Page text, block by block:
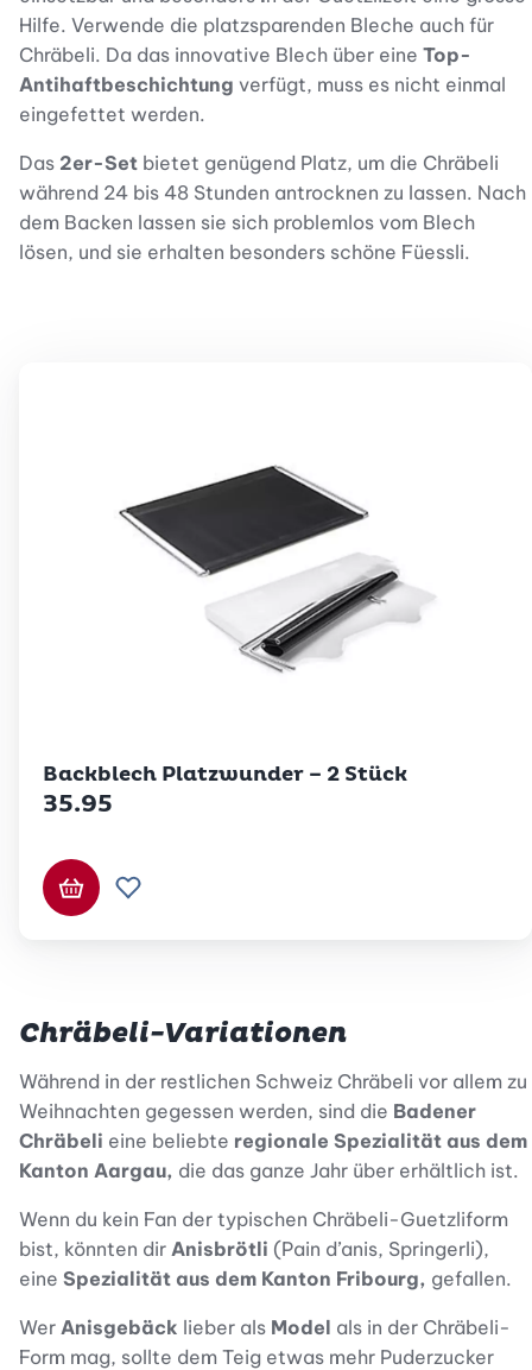
Hilfe. Verwende die platzsparenden Bleche auch für
Chräbeli. Da das innovative Blech über eine Top-
Antihaftbeschichtung verfügt, muss es nicht einmal
eingefettet werden.
Das 2er-Set bietet genügend Platz, um die Chräbeli
während 24 bis 48 Stunden antrocknen zu lassen. Nach
dem Backen lassen sie sich problemlos vom Blech
lösen, und sie erhalten besonders schöne Füessli.
Backblech Platzwunder – 2 Stück
35.95
In den Warenkorb
Zur Wunschliste hinzufügen
Chräbeli-Variationen
Während in der restlichen Schweiz Chräbeli vor allem zu
Weihnachten gegessen werden, sind die Badener
Chräbeli eine beliebte regionale Spezialität aus dem
Kanton Aargau, die das ganze Jahr über erhältlich ist.
Wenn du kein Fan der typischen Chräbeli-Guetzliform
bist, könnten dir Anisbrötli (Pain d’anis, Springerli),
eine Spezialität aus dem Kanton Fribourg, gefallen.
Wer Anisgebäck lieber als Model als in der Chräbeli-
Form mag, sollte dem Teig etwas mehr Puderzucker